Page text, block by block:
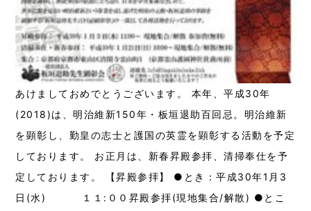
あけましておめでとうございます。 本年、平成30年
(2018)は、明治維新150年・板垣退助百回忌。明治維新
を顕彰し、勤皇の志士と護国の英霊を顕彰する活動を予定
しております。 お正月は、新春昇殿参拝、清掃奉仕を予
定しております。 【昇殿参拝】 ●とき：平成30年1月3
日(水) １１:００昇殿参拝(現地集合/解散) ●とこ